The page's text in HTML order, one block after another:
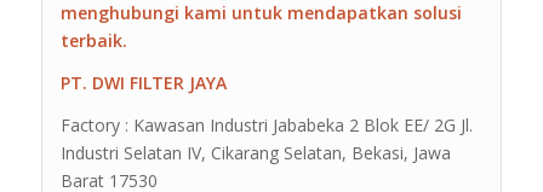
menghubungi kami untuk mendapatkan solusi
terbaik.
PT. DWI FILTER JAYA
Factory : Kawasan Industri Jababeka 2 Blok EE/ 2G Jl.
Industri Selatan IV, Cikarang Selatan, Bekasi, Jawa
Barat 17530